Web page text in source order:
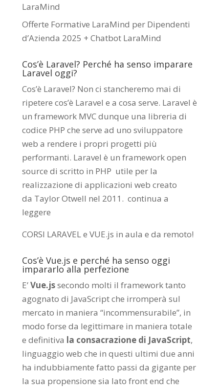
LaraMind
Offerte Formative LaraMind per Dipendenti
d’Azienda 2025 + Chatbot LaraMind
Cos’è Laravel? Perché ha senso imparare
Laravel oggi?
Cos’è Laravel? Non ci stancheremo mai di
ripetere cos’è Laravel e a cosa serve. Laravel è
un framework MVC dunque una libreria di
codice PHP che serve ad uno sviluppatore
web a rendere i propri progetti più
performanti. Laravel è un framework open
source di scritto in PHP utile per la
realizzazione di applicazioni web creato
da Taylor Otwell nel 2011. continua a
leggere
CORSI LARAVEL e VUE.js in aula e da remoto!
Cos’è Vue.js e perché ha senso oggi
impararlo alla perfezione
E’Vue.jssecondo molti il framework tanto
agognato di JavaScript che irromperà sul
mercato in maniera “incommensurabile”, in
modo forse da legittimare in maniera totale
e definitiva la consacrazione di JavaScript,
linguaggio web che in questi ultimi due anni
ha indubbiamente fatto passi da gigante per
la sua propensione sia lato front end che